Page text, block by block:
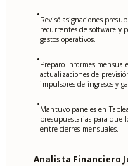
•Revisó asignaciones
recurrentes de software y
gastos operativos.
•Preparó informes
actualizaciones de
impulsores de ingresos y
•Mantuvo paneles en
presupuestarias para que
entre cierres mensuales.
Analista Financiero